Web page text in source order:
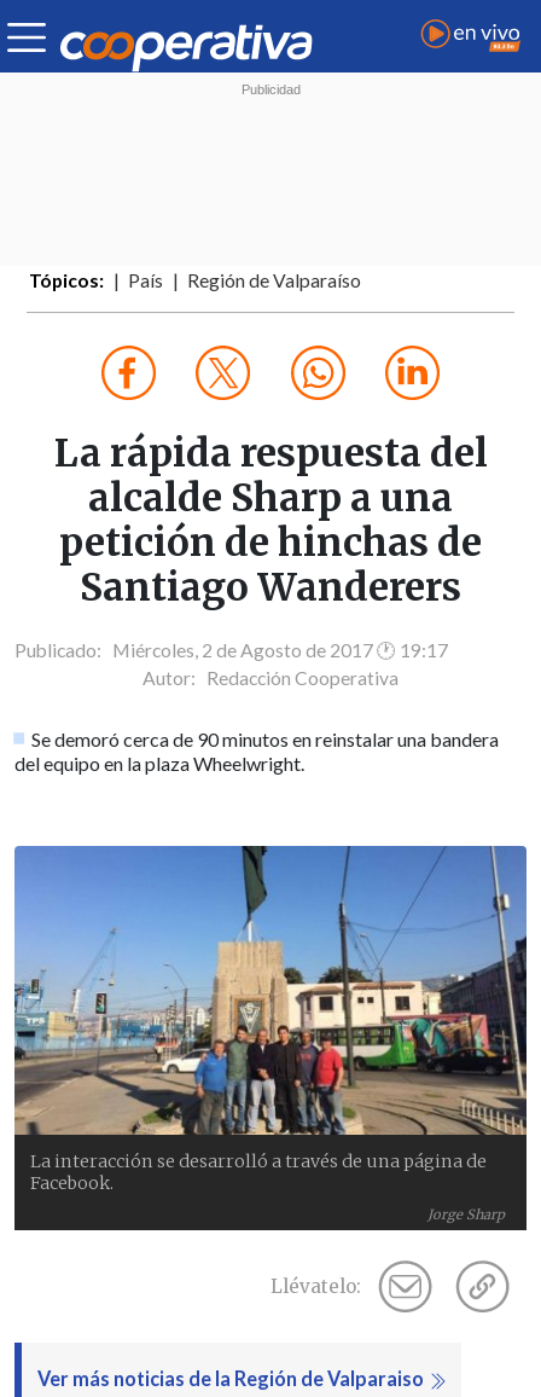
Tópicos: País Región de Valparaíso
La rápida respuesta del
alcalde Sharp a una
petición de hinchas de
Santiago Wanderers
Publicado: Miércoles, 2 de Agosto de 2017 🕐 19:17
Autor: Redacción Cooperativa
Se demoró cerca de 90 minutos en reinstalar una bandera
del equipo en la plaza Wheelwright.
Jorge Sharp
La interacción se desarrolló a través de una página de
Facebook.
Llévatelo:
Ver más noticias de la Región de Valparaiso